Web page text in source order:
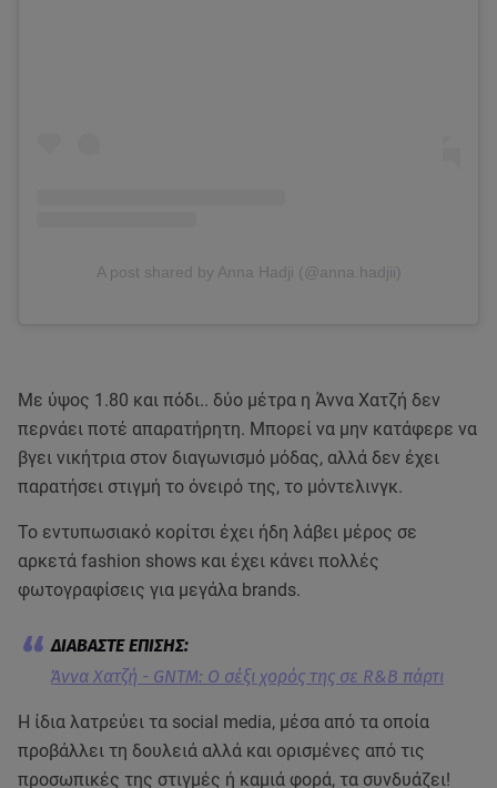
A post shared by Anna Hadji (@anna.hadjii)
Με ύψος 1.80 και πόδι.. δύο μέτρα η Άννα Χατζή δεν
περνάει ποτέ απαρατήρητη. Μπορεί να μην κατάφερε να
βγει νικήτρια στον διαγωνισμό μόδας, αλλά δεν έχει
παρατήσει στιγμή το όνειρό της, το μόντελινγκ.
Το εντυπωσιακό κορίτσι έχει ήδη λάβει μέρος σε
αρκετά fashion shows και έχει κάνει πολλές
φωτογραφίσεις για μεγάλα brands.
Άννα Χατζή - GNTM: Ο σέξι χορός της σε R&B πάρτι
Η ίδια λατρεύει τα social media, μέσα από τα οποία
προβάλλει τη δουλειά αλλά και ορισμένες από τις
προσωπικές της στιγμές ή καμιά φορά, τα συνδυάζει!